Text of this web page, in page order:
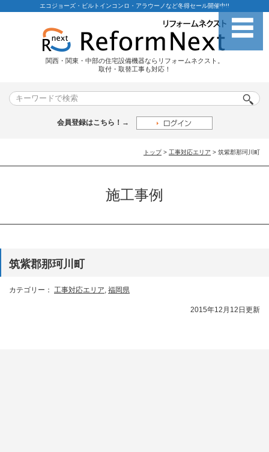
エコジョーズ・ビルトインコンロ・アラウーノなど冬得セール開催中!!
関西・関東・中部の住宅設備機器ならリフォームネクスト。
取付・取替工事も対応！
会員登録はこちら！→
トップ > 工事対応エリア > 筑紫郡那珂川町
施工事例
筑紫郡那珂川町
カテゴリー： 工事対応エリア, 福岡県
2015年12月12日更新